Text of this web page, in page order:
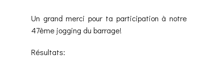
Un grand merci pour ta participation à notre
47ème jogging du barrage!
Résultats: